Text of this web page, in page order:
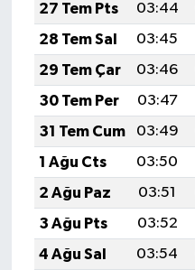
27 Tem Pts
03:44
28 Tem Sal
03:45
29 Tem Çar
03:46
30 Tem Per
03:47
31 Tem Cum
03:49
1 Ağu Cts
03:50
2 Ağu Paz
03:51
3 Ağu Pts
03:52
4 Ağu Sal
03:54